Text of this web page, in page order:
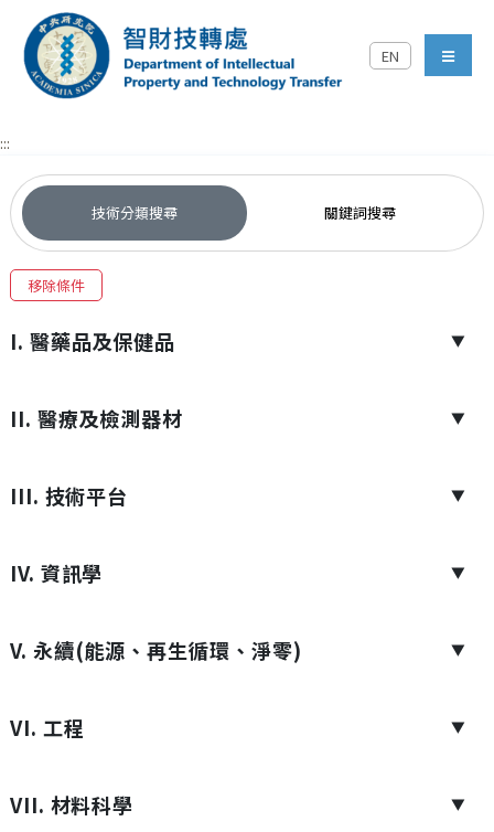
跳到主要內容區塊
中央研究院智財技轉處對
EN
menu
:::
技術分類搜尋 關鍵詞搜尋
移除條件
I. 醫藥品及保健品 ▼
II. 醫療及檢測器材 ▼
III. 技術平台 ▼
IV. 資訊學 ▼
V. 永續(能源、再生循環、淨零) ▼
VI. 工程 ▼
VII. 材料科學 ▼